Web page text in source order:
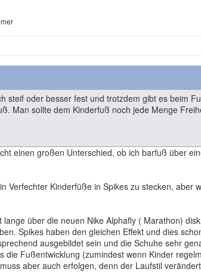
steif oder besser fest und trotzdem gibt es beim
Man sollte dem Kinderfuß noch jede Menge
einen großen Unterschied, ob ich barfuß über
Verfechter Kinderfüße in Spikes zu stecken,
lange über die neuen Nike Alphafly ( Marathon)
Spikes haben den gleichen Effekt und dies
ausgebildet sein und die Schuhe sehr
die Fußentwicklung (zumindest wenn Kinder
aber auch erfolgen, denn der Laufstil